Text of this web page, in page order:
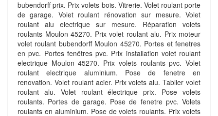
bubendorff prix. Prix volets bois. Vitrerie. Volet roulant porte
de garage. Volet roulant rénovation sur mesure. Volet
roulant alu electrique sur mesure. Réparation volets
roulants Moulon 45270. Prix volet roulant alu. Prix moteur
volet roulant bubendorff Moulon 45270. Portes et fenetres
en pvc. Portes fenêtres pvc. Prix installation volet roulant
electrique Moulon 45270. Prix volets roulants pvc. Volet
roulant electrique aluminium. Pose de fenetre en
renovation. Volet roulant acier. Prix volets alu. Tablier volet
roulant alu. Volet roulant électrique prix. Pose volets
roulants. Portes de garage. Pose de fenetre pvc. Volets
roulants en aluminium. Pose de volets roulants. Prix volets